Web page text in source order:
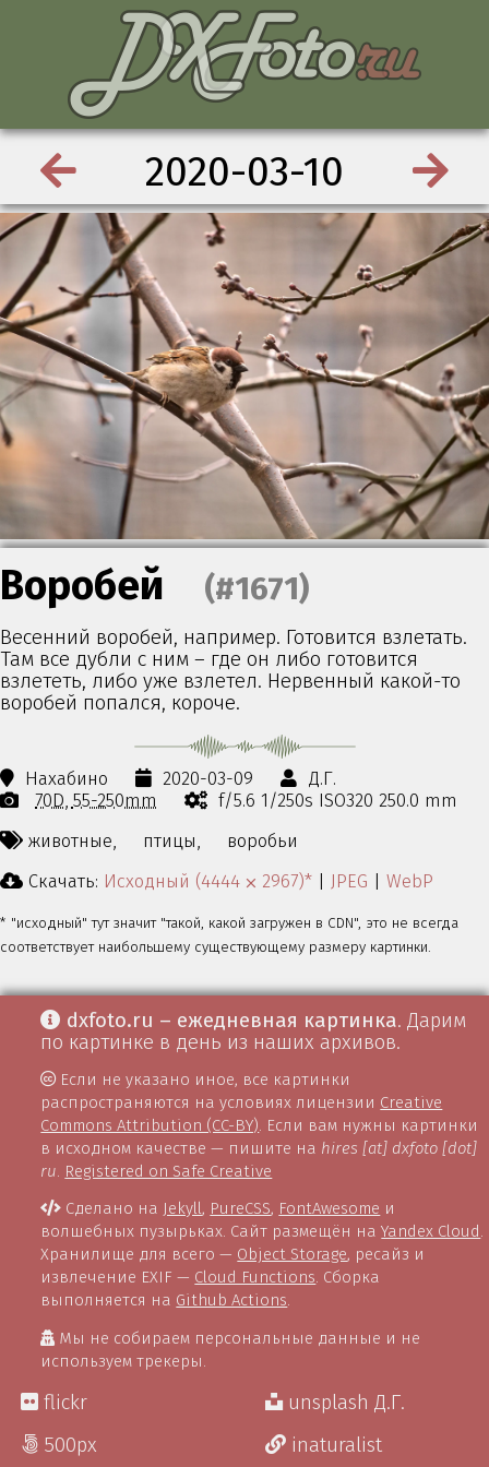
2020-03-10
Воробей (#1671)
Весенний воробей, например. Готовится взлетать.
Там все дубли с ним – где он либо готовится
взлететь, либо уже взлетел. Нервенный какой-то
воробей попался, короче.
Нахабино 2020-03-09
Д.Г.
70D 55-250mm
f/5.6 1/250s ISO320 250.0 mm
животные,
птицы,
воробьи
Скачать: Исходный (4444 ⨉ 2967)* | JPEG | WebP
* "исходный" тут значит "такой, какой загружен в CDN", это не всегда
соответствует наибольшему существующему размеру картинки.
dxfoto.ru – ежедневная картинка. Дарим
по картинке в день из наших архивов.
Если не указано иное, все картинки
распространяются на условиях лицензии Creative
Commons Attribution (CC-BY). Если вам нужны картинки
в исходном качестве — пишите на hires [at] dxfoto [dot]
ru. Registered on Safe Creative
Сделано на Jekyll, PureCSS, FontAwesome и
волшебных пузырьках. Сайт размещён наYandex Cloud .
Хранилище для всего — Object Storage, ресайз и
извлечение EXIF — Cloud Functions. Сборка
выполняется на Github Actions.
Мы не собираем персональные данные и не
используем трекеры.
flickr
500px
unsplash Д.Г.
inaturalist